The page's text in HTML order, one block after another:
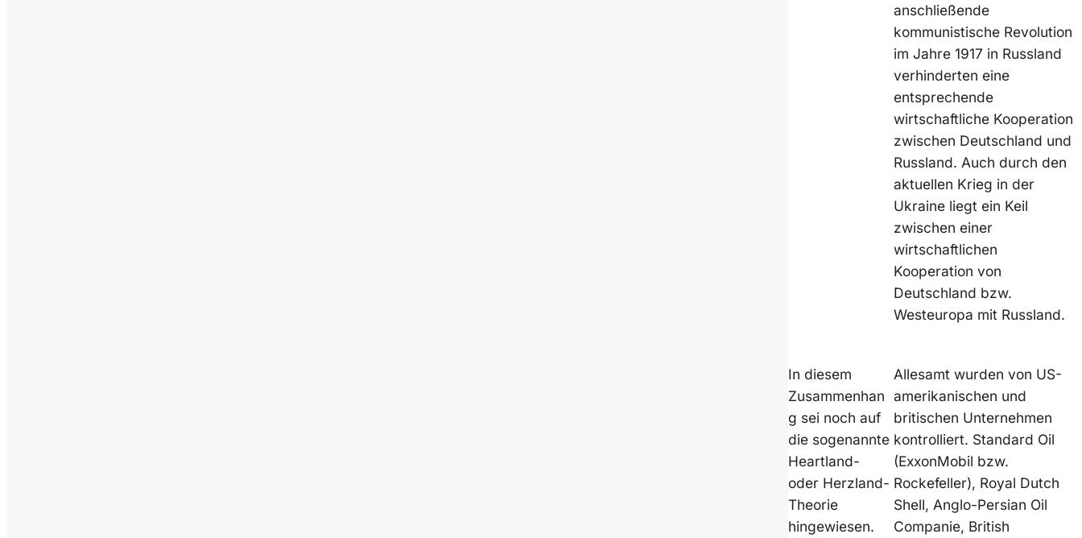
anschließende
kommunistische Revolution
im Jahre 1917 in Russland
verhinderten eine
entsprechende
wirtschaftliche Kooperation
zwischen Deutschland und
Russland. Auch durch den
aktuellen Krieg in der
Ukraine liegt ein Keil
zwischen einer
wirtschaftlichen
Kooperation von
Deutschland bzw.
Westeuropa mit Russland.
In diesem
Zusammenhan
g sei noch auf
die sogenannte
Heartland-
oder Herzland-
Theorie
hingewiesen.
Allesamt wurden von US-
amerikanischen und
britischen Unternehmen
kontrolliert. Standard Oil
(ExxonMobil bzw.
Rockefeller), Royal Dutch
Shell, Anglo-Persian Oil
Companie, British